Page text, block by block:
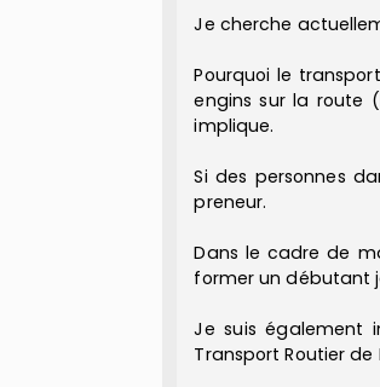
Je cherche
Pourquoi le
engins sur la route
implique.
Si des personnes
preneur.
Dans le cadre de
former un débutant
Je suis également
Transport Routier